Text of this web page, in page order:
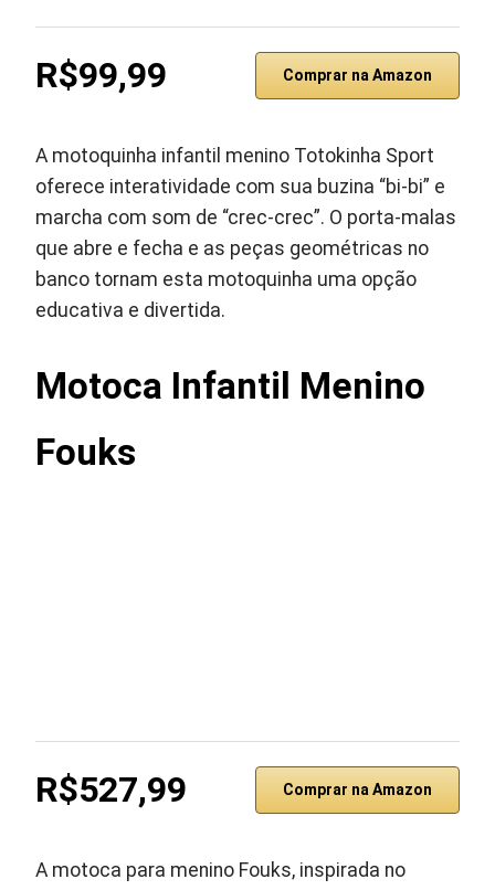
R$99,99 Comprar na Amazon
A motoquinha infantil menino Totokinha Sport
oferece interatividade com sua buzina “bi-bi” e
marcha com som de “crec-crec”. O porta-malas
que abre e fecha e as peças geométricas no
banco tornam esta motoquinha uma opção
educativa e divertida.
Motoca Infantil Menino
Fouks
R$527,99 Comprar na Amazon
A motoca para menino Fouks, inspirada no